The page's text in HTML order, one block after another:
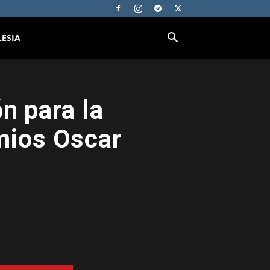
para la
Oscar